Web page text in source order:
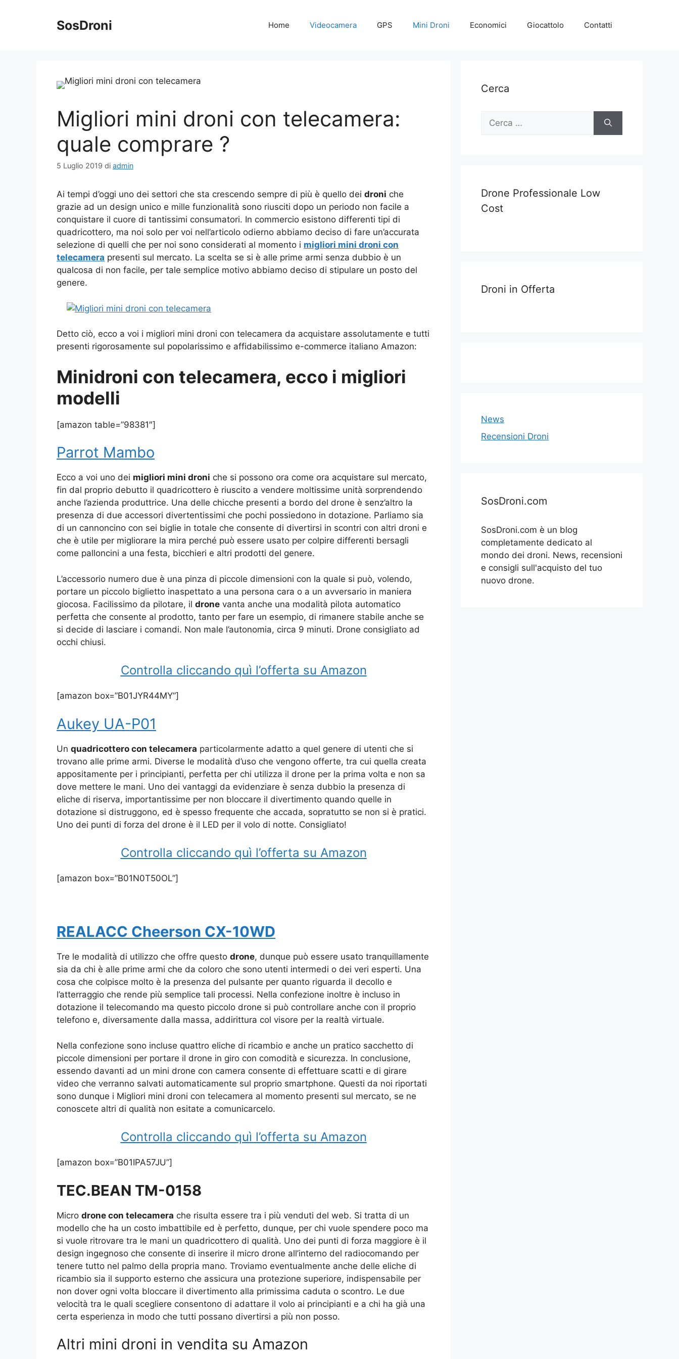
SosDroni Home Videocamera GPS Mini Droni Economici Giocattolo Contatti
Migliori mini droni con telecamera:
quale comprare ?
5 Luglio 2019 di admin
Ai tempi d’oggi uno dei settori che sta crescendo sempre di più è quello dei droni che
grazie ad un design unico e mille funzionalità sono riusciti dopo un periodo non facile a
conquistare il cuore di tantissimi consumatori. In commercio esistono differenti tipi di
quadricottero, ma noi solo per voi nell’articolo odierno abbiamo deciso di fare un’accurata
selezione di quelli che per noi sono considerati al momento i migliori mini droni con
telecamera presenti sul mercato. La scelta se si è alle prime armi senza dubbio è un
qualcosa di non facile, per tale semplice motivo abbiamo deciso di stipulare un posto del
genere.
Detto ciò, ecco a voi i migliori mini droni con telecamera da acquistare assolutamente e tutti
presenti rigorosamente sul popolarissimo e affidabilissimo e-commerce italiano Amazon:
Minidroni con telecamera, ecco i migliori
modelli
[amazon table=”98381″]
Parrot Mambo
Ecco a voi uno dei migliori mini droni che si possono ora come ora acquistare sul mercato,
fin dal proprio debutto il quadricottero è riuscito a vendere moltissime unità sorprendendo
anche l’azienda produttrice. Una delle chicche presenti a bordo del drone è senz’altro la
presenza di due accessori divertentissimi che pochi possiedono in dotazione. Parliamo sia
di un cannoncino con sei biglie in totale che consente di divertirsi in scontri con altri droni e
che è utile per migliorare la mira perché può essere usato per colpire differenti bersagli
come palloncini a una festa, bicchieri e altri prodotti del genere.
L’accessorio numero due è una pinza di piccole dimensioni con la quale si può, volendo,
portare un piccolo biglietto inaspettato a una persona cara o a un avversario in maniera
giocosa. Facilissimo da pilotare, il drone vanta anche una modalità pilota automatico
perfetta che consente al prodotto, tanto per fare un esempio, di rimanere stabile anche se
si decide di lasciare i comandi. Non male l’autonomia, circa 9 minuti. Drone consigliato ad
occhi chiusi.
Controlla cliccando quì l’offerta su Amazon
[amazon box=”B01JYR44MY”]
Aukey UA-P01
Un quadricottero con telecamera particolarmente adatto a quel genere di utenti che si
trovano alle prime armi. Diverse le modalità d’uso che vengono offerte, tra cui quella creata
appositamente per i principianti, perfetta per chi utilizza il drone per la prima volta e non sa
dove mettere le mani. Uno dei vantaggi da evidenziare è senza dubbio la presenza di
eliche di riserva, importantissime per non bloccare il divertimento quando quelle in
dotazione si distruggono, ed è spesso frequente che accada, sopratutto se non si è pratici.
Uno dei punti di forza del drone è il LED per il volo di notte. Consigliato!
Controlla cliccando quì l’offerta su Amazon
[amazon box=”B01N0T50OL”]
REALACC Cheerson CX-10WD
Tre le modalità di utilizzo che offre questo drone, dunque può essere usato tranquillamente
sia da chi è alle prime armi che da coloro che sono utenti intermedi o dei veri esperti. Una
cosa che colpisce molto è la presenza del pulsante per quanto riguarda il decollo e
l’atterraggio che rende più semplice tali processi. Nella confezione inoltre è incluso in
dotazione il telecomando ma questo piccolo drone si può controllare anche con il proprio
telefono e, diversamente dalla massa, addirittura col visore per la realtà virtuale.
Nella confezione sono incluse quattro eliche di ricambio e anche un pratico sacchetto di
piccole dimensioni per portare il drone in giro con comodità e sicurezza. In conclusione,
essendo davanti ad un mini drone con camera consente di effettuare scatti e di girare
video che verranno salvati automaticamente sul proprio smartphone. Questi da noi riportati
sono dunque i Migliori mini droni con telecamera al momento presenti sul mercato, se ne
conoscete altri di qualità non esitate a comunicarcelo.
Controlla cliccando quì l’offerta su Amazon
[amazon box=”B01IPA57JU”]
TEC.BEAN TM-0158
Micro drone con telecamera che risulta essere tra i più venduti del web. Si tratta di un
modello che ha un costo imbattibile ed è perfetto, dunque, per chi vuole spendere poco ma
si vuole ritrovare tra le mani un quadricottero di qualità. Uno dei punti di forza maggiore è il
design ingegnoso che consente di inserire il micro drone all’interno del radiocomando per
tenere tutto nel palmo della propria mano. Troviamo eventualmente anche delle eliche di
ricambio sia il supporto esterno che assicura una protezione superiore, indispensabile per
non dover ogni volta bloccare il divertimento alla primissima caduta o scontro. Le due
velocità tra le quali scegliere consentono di adattare il volo ai principianti e a chi ha già una
certa esperienza in modo che tutti possano divertirsi a più non posso.
Altri mini droni in vendita su Amazon
Cerca
Ricerca
Drone Professionale Low
Cost
Droni in Offerta
News
Recensioni Droni
SosDroni.com
SosDroni.com è un blog
completamente dedicato al
mondo dei droni. News, recensioni
e consigli sull'acquisto del tuo
nuovo drone.